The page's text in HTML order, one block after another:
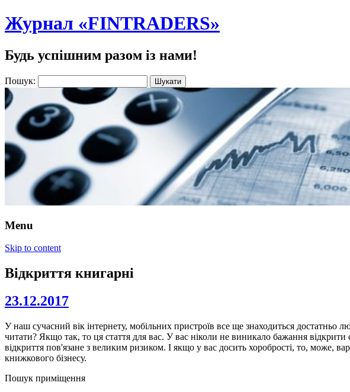
Журнал «FINTRADERS»
Будь успішним разом із нами!
Пошук:
Menu
Skip to content
Відкриття книгарні
23.12.2017
У наш сучасний вік інтернету, мобільних пристроїв все ще знаходиться достатньо
читати? Якщо так, то ця стаття для вас. У вас ніколи не виникало бажання
відкриття пов'язане з великим ризиком. І якщо у вас досить хоробрості, то, може,
книжкового бізнесу.
Пошук приміщення